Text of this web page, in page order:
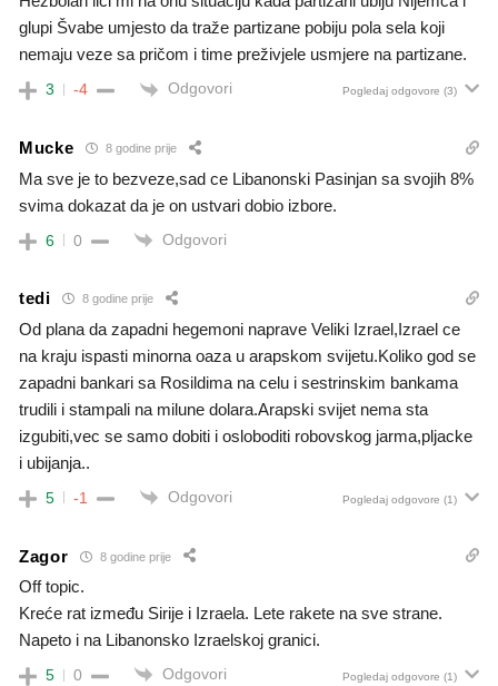
glupi Švabe umjesto da traže partizane pobiju pola sela koji
nemaju veze sa pričom i time preživjele usmjere na partizane.
3 -4 Odgovori Pogledaj odgovore (3)
Mucke 8 godine prije
Ma sve je to bezveze,sad ce Libanonski Pasinjan sa svojih 8%
svima dokazat da je on ustvari dobio izbore.
6 0 Odgovori
tedi 8 godine prije
Od plana da zapadni hegemoni naprave Veliki Izrael,Izrael ce
na kraju ispasti minorna oaza u arapskom svijetu.Koliko god se
zapadni bankari sa Rosildima na celu i sestrinskim bankama
trudili i stampali na milune dolara.Arapski svijet nema sta
izgubiti,vec se samo dobiti i osloboditi robovskog jarma,pljacke
i ubijanja..
5 -1 Odgovori Pogledaj odgovore (1)
Zagor 8 godine prije
Off topic.
Kreće rat između Sirije i Izraela. Lete rakete na sve strane.
Napeto i na Libanonsko Izraelskoj granici.
5 0 Odgovori Pogledaj odgovore (1)